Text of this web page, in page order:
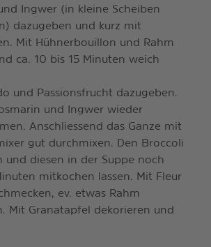
Ingwer (in kleine Scheiben
dazugeben und kurz mit
Mit Hühnerbouillon und Rahm
ca. 10 bis 15 Minuten weich
und Passionsfrucht dazugeben.
und Ingwer wieder
Anschliessend das Ganze mit
gut durchmixen. Den Broccoli
und diesen in der Suppe noch
mitkochen lassen. Mit Fleur
ev. etwas Rahm
Mit Granatapfel dekorieren und